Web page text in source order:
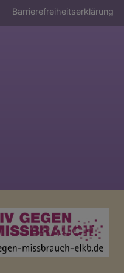
Barrierefreiheitserklärung